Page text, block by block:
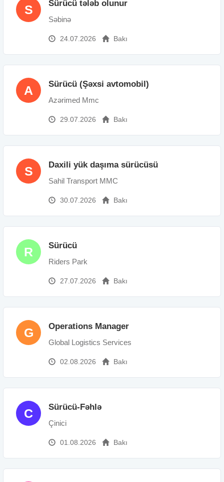
S Sürücü tələb olunur
Səbinə
24.07.2026 Bakı
A Sürücü (Şəxsi avtomobil)
Azərimed Mmc
29.07.2026 Bakı
S Daxili yük daşıma sürücüsü
Sahil Transport MMC
30.07.2026 Bakı
R Sürücü
Riders Park
27.07.2026 Bakı
G Operations Manager
Global Logistics Services
02.08.2026 Bakı
C Sürücü-Fəhlə
Çinici
01.08.2026 Bakı